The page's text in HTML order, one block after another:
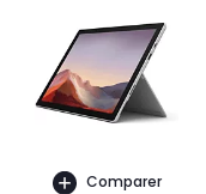
Comparer